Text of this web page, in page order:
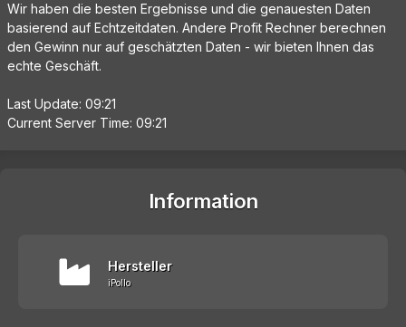
Wir haben die besten Ergebnisse und die genauesten Daten
basierend auf Echtzeitdaten. Andere Profit Rechner berechnen
den Gewinn nur auf geschätzten Daten - wir bieten Ihnen das
echte Geschäft.
Last Update: 09:21
Current Server Time: 09:21
Information
Hersteller
iPollo